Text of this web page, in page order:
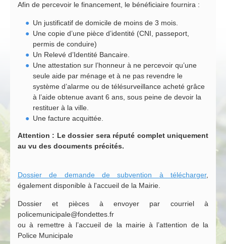
Afin de percevoir le financement, le bénéficiaire fournira :
Un justificatif de domicile de moins de 3 mois.
Une copie d’une pièce d’identité (CNI, passeport,
permis de conduire)
Un Relevé d’Identité Bancaire.
Une attestation sur l’honneur à ne percevoir qu’une
seule aide par ménage et à ne pas revendre le
système d’alarme ou de télésurveillance acheté grâce
à l’aide obtenue avant 6 ans, sous peine de devoir la
restituer à la ville.
Une facture acquittée.
Attention : Le dossier sera réputé complet uniquement
au vu des documents précités.
Dossier de demande de subvention à télécharger,
également disponible à l'accueil de la Mairie.
Dossier et pièces à envoyer par courriel à
policemunicipale@fondettes.fr
ou à remettre à l’accueil de la mairie à l’attention de la
Police Municipale